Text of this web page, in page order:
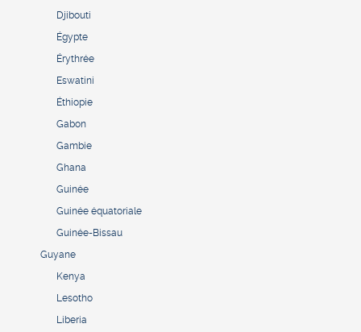
Djibouti
Égypte
Érythrée
Eswatini
Éthiopie
Gabon
Gambie
Ghana
Guinée
Guinée équatoriale
Guinée-Bissau
Guyane
Kenya
Lesotho
Liberia